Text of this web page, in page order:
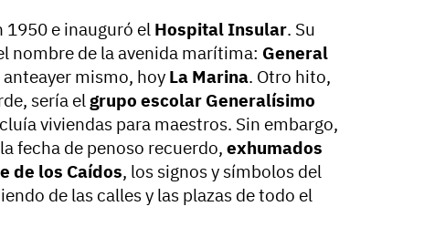
1950 e inauguró el Hospital Insular. Su
nombre de la avenida marítima: General
mismo, hoy La Marina. Otro hito,
sería el grupo escolar Generalísimo
viviendas para maestros. Sin embargo,
fecha de penoso recuerdo, exhumados
de los Caídos, los signos y símbolos del
de las calles y las plazas de todo el